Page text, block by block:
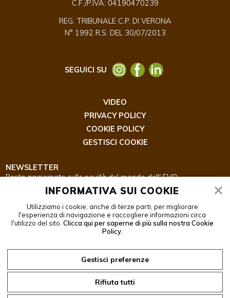
C.F./P.IVA: 04190470239
REG. TRIBUNALE C.P. DI VERONA
N° 1992 R.S. DEL 30/07/2013
SEGUICI SU
VIDEO
PRIVACY POLICY
COOKIE POLICY
GESTISCI COOKIE
NEWSLETTER
Resta aggiornato sulle novità del mondo dell' EVO.
Confermo di aver letto laPRIVACY POLICY
Web bywww.bin8studios.com
INFORMATIVA SUI COOKIE
Utilizziamo i cookie, anche di terze parti, per migliorare
l'esperienza di navigazione e raccogliere informazioni circa
l'utilizzo del sito. Clicca qui per saperne di più sulla nostra Cookie
Policy.
Gestisci preferenze
Rifiuta tutti